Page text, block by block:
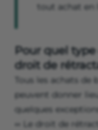
tout achat en
Pour quel
droit de
Tous les achats
peuvent donner
quelques
↔️ Le droit de